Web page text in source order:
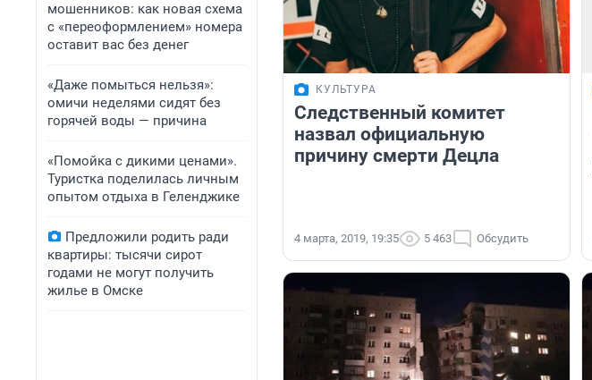
мошенников: как новая схема
с «переоформлением» номера
оставит вас без денег
«Даже помыться нельзя»:
омичи неделями сидят без
горячей воды — причина
«Помойка с дикими ценами».
Туристка поделилась личным
опытом отдыха в Геленджике
Предложили родить ради
квартиры: тысячи сирот
годами не могут получить
жилье в Омске
КУЛЬТУРА
Следственный комитет
назвал официальную
причину смерти Децла
4 марта, 2019, 19:35 5 463 Обсудить